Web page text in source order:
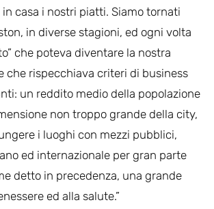
casa i nostri piatti. Siamo tornati
in diverse stagioni, ed ogni volta
che poteva diventare la nostra
che rispecchiava criteri di business
un reddito medio della popolazione
non troppo grande della city,
i luoghi con mezzi pubblici,
ed internazionale per gran parte
detto in precedenza, una grande
ed alla salute.”